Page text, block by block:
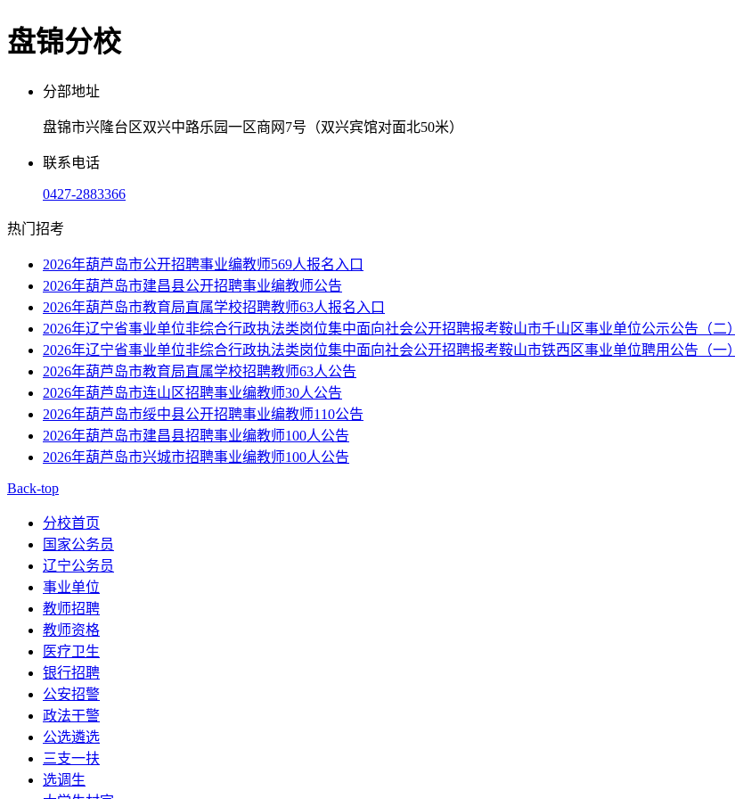
盘锦分校
分部地址
盘锦市兴隆台区双兴中路乐园一区商网7号（双兴宾馆对面北50米）
联系电话
0427-2883366
热门招考
2026年葫芦岛市公开招聘事业编教师569人报名入口
2026年葫芦岛市建昌县公开招聘事业编教师公告
2026年葫芦岛市教育局直属学校招聘教师63人报名入口
2026年辽宁省事业单位非综合行政执法类岗位集中面向社会公开招聘报考鞍山市千山区事业单位公示公告（二）
2026年辽宁省事业单位非综合行政执法类岗位集中面向社会公开招聘报考鞍山市铁西区事业单位聘用公告（一）
2026年葫芦岛市教育局直属学校招聘教师63人公告
2026年葫芦岛市连山区招聘事业编教师30人公告
2026年葫芦岛市绥中县公开招聘事业编教师110公告
2026年葫芦岛市建昌县招聘事业编教师100人公告
2026年葫芦岛市兴城市招聘事业编教师100人公告
Back-top
分校首页
国家公务员
辽宁公务员
事业单位
教师招聘
教师资格
医疗卫生
银行招聘
公安招警
政法干警
公选遴选
三支一扶
选调生